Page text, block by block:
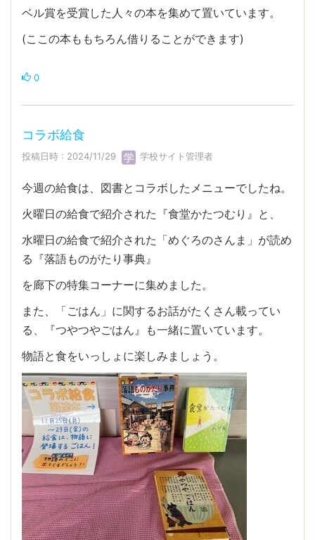
ベル賞を受賞した人々の本を集めて置いています。
(ここの本ももちろん借りることができます)
0
コラボ給食
投稿日時 : 2024/11/29 学校サイト管理者
今週の給食は、図書とコラボしたメニューでしたね。
火曜日の給食で紹介された『食堂かたつむり』と、
水曜日の給食で紹介された「めぐろのさんま」が読め
る『落語ものがたり事典』
を廊下の特集コーナーに集めました。
また、「ごはん」に関するお話がたくさん載ってい
る、『つやつやごはん』も一緒に置いています。
物語と食をいっしょに楽しみましょう。